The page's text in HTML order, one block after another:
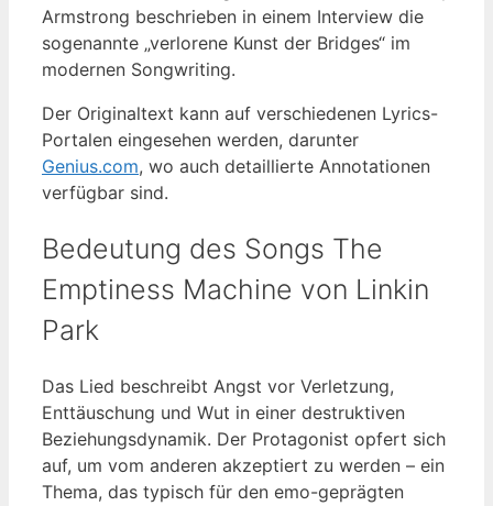
Armstrong beschrieben in einem Interview die
sogenannte „verlorene Kunst der Bridges“ im
modernen Songwriting.
Der Originaltext kann auf verschiedenen Lyrics-
Portalen eingesehen werden, darunter
Genius.com, wo auch detaillierte Annotationen
verfügbar sind.
Bedeutung des Songs The
Emptiness Machine von Linkin
Park
Das Lied beschreibt Angst vor Verletzung,
Enttäuschung und Wut in einer destruktiven
Beziehungsdynamik. Der Protagonist opfert sich
auf, um vom anderen akzeptiert zu werden – ein
Thema, das typisch für den emo-geprägten